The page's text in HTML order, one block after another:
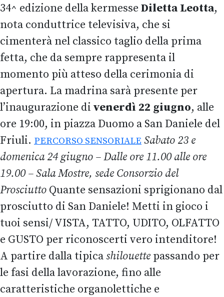
34^ edizione della kermesse Diletta Leotta,
nota conduttrice televisiva, che si
cimenterà nel classico taglio della prima
fetta, che da sempre rappresenta il
momento più atteso della cerimonia di
apertura. La madrina sarà presente per
l’inaugurazione di venerdì 22 giugno, alle
ore 19:00, in piazza Duomo a San Daniele del
Friuli. PERCORSO SENSORIALE Sabato 23 e
domenica 24 giugno – Dalle ore 11.00 alle ore
19.00 – Sala Mostre, sede Consorzio del
Prosciutto Quante sensazioni sprigionano dal
prosciutto di San Daniele! Metti in gioco i
tuoi sensi/ VISTA, TATTO, UDITO, OLFATTO
e GUSTO per riconoscerti vero intenditore!
A partire dalla tipica shilouette passando per
le fasi della lavorazione, fino alle
caratteristiche organolettiche e